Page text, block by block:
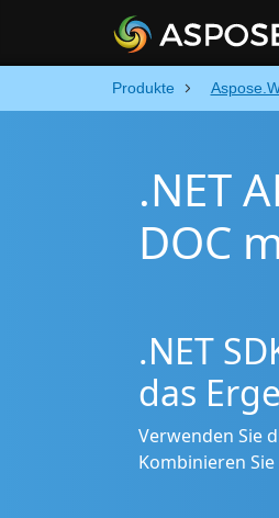
Produkte
.NET
DOC
.NET
das
Verwenden Sie
Kombinieren